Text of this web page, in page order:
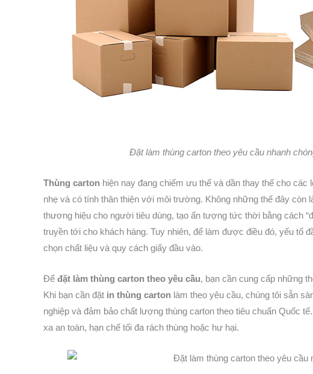
Đặt làm thùng carton theo yêu cầu nhanh
Thùng carton hiện nay đang chiếm ưu thế và dần thay thế cho
nhẹ và có tính thân thiện với môi trường. Không những thế đây còn
thương hiệu cho người tiêu dùng, tạo ấn tượng tức thời bằng cách
truyền tới cho khách hàng. Tuy nhiên, để làm được điều đó, yếu tố
chọn chất liệu và quy cách giấy đầu vào.
Để đặt làm thùng carton theo yêu cầu, bạn cần cung cấp những
Khi bạn cần đặt in thùng carton làm theo yêu cầu, chúng tôi sẵn
nghiệp và đảm bảo chất lượng thùng carton theo tiêu chuẩn Quốc
xa an toàn, hạn chế tối đa rách thùng hoặc hư hại.